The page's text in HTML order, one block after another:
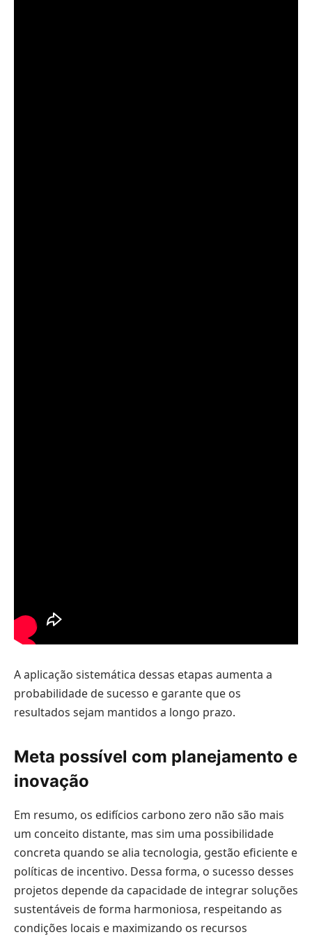
A aplicação sistemática dessas etapas aumenta a
probabilidade de sucesso e garante que os
resultados sejam mantidos a longo prazo.
Meta possível com planejamento e
inovação
Em resumo, os edifícios carbono zero não são mais
um conceito distante, mas sim uma possibilidade
concreta quando se alia tecnologia, gestão eficiente e
políticas de incentivo. Dessa forma, o sucesso desses
projetos depende da capacidade de integrar soluções
sustentáveis de forma harmoniosa, respeitando as
condições locais e maximizando os recursos